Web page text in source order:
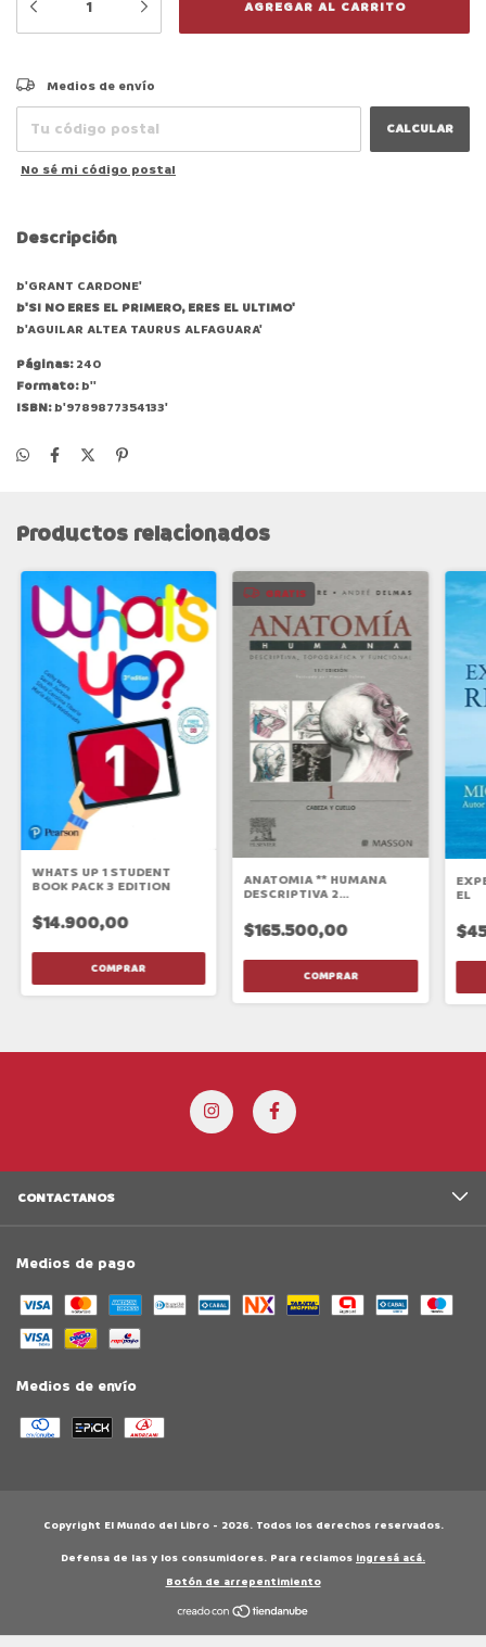
Entregas para el CP:
Medios de envío
CALCULAR
No sé mi código postal
Descripción
b'GRANT CARDONE'
b'SI NO ERES EL PRIMERO, ERES EL ULTIMO'
b'AGUILAR ALTEA TAURUS ALFAGUARA'
Páginas:240
Formato:b''
ISBN:b'9789877354133'
Productos relacionados
WHATS UP 1 STUDENT
BOOK PACK 3 EDITION
$14.900,00
GRATIS
ANATOMIA ** HUMANA
DESCRIPTIVA 2
11/ED
$165.500,00
EL
CONTACTANOS
Medios de pago
Medios de envío
Copyright El Mundo del Libro - 2026. Todos los derechos reservados.
Defensa de las y los consumidores. Para reclamos ingresá acá.
Botón de arrepentimiento